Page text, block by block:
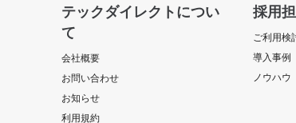
テックダイレクトについ
て
会社概要
お問い合わせ
お知らせ
利用規約
採用
ご利用検
導入事例
ノウハウ